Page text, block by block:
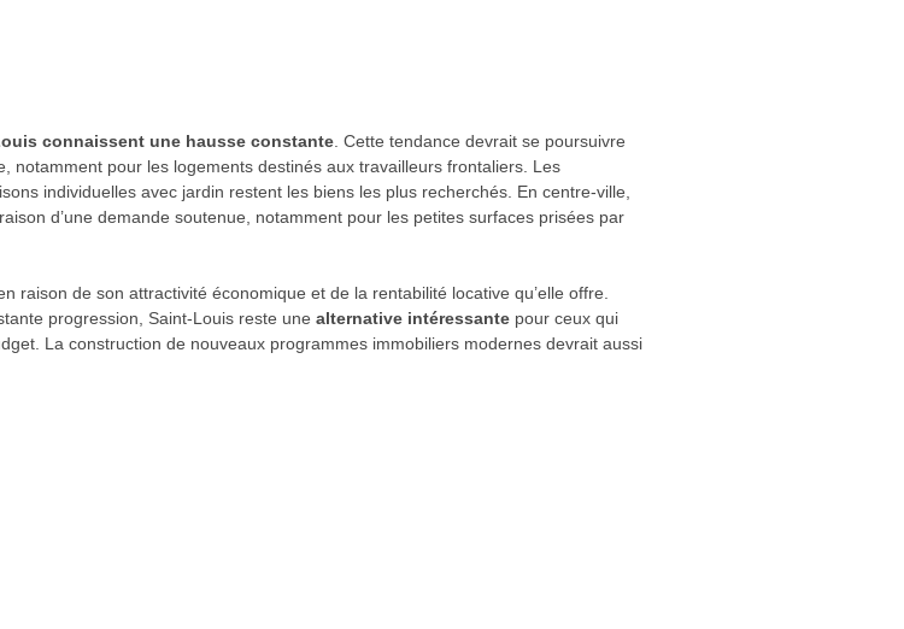
connaissent une hausse constante . Cette tendance devrait se poursuivre
notamment pour les logements destinés aux travailleurs frontaliers. Les
individuelles avec jardin restent les biens les plus recherchés. En centre-ville,
d’une demande soutenue, notamment pour les petites surfaces prisées par
raison de son attractivité économique et de la rentabilité locative qu’elle offre.
progression, Saint-Louis reste une alternative intéressante pour ceux qui
La construction de nouveaux programmes immobiliers modernes devrait aussi